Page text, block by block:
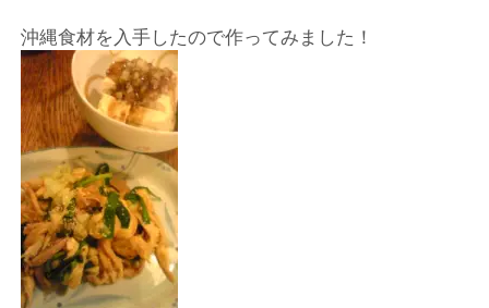
地
店
輸
入
婦
沖縄食材を入手したので作ってみました！